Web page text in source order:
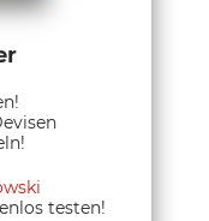
testen!